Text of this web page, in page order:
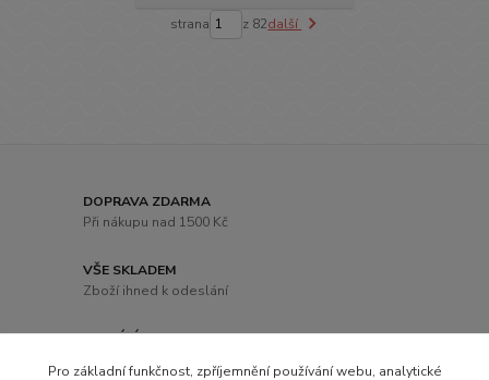
strana z 82další
DOPRAVA ZDARMA
Při nákupu nad 1500 Kč
VŠE SKLADEM
Zboží ihned k odeslání
ODESÍLÁME DO 24h
Pro základní funkčnost, zpříjemnění používání webu, analytické